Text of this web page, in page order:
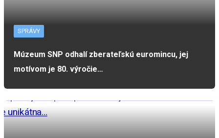
SPRÁVY
Múzeum SNP odhalí zberateľskú euromincu, jej
motívom je 80. výročie…